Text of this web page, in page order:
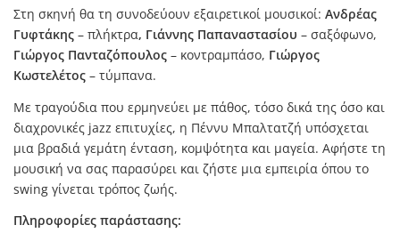
Στη σκηνή θα τη συνοδεύουν εξαιρετικοί μουσικοί: Ανδρέας
Γυφτάκης – πλήκτρα, Γιάννης Παπαναστασίου – σαξόφωνο,
Γιώργος Πανταζόπουλος – κοντραμπάσο, Γιώργος
Κωστελέτος – τύμπανα.
Με τραγούδια που ερμηνεύει με πάθος, τόσο δικά της όσο και
διαχρονικές jazz επιτυχίες, η Πέννυ Μπαλτατζή υπόσχεται
μια βραδιά γεμάτη ένταση, κομψότητα και μαγεία. Αφήστε τη
μουσική να σας παρασύρει και ζήστε μια εμπειρία όπου το
swing γίνεται τρόπος ζωής.
Πληροφορίες παράστασης: